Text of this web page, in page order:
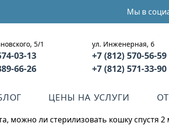
Мы в
5/1
03-13
66-26
ул. Инженерная, 6
+7 (812) 570-56-59
+7 (812) 571-33-90
ЦЕНЫ НА УСЛУГИ
можно ли стерилизовать кошку спустя